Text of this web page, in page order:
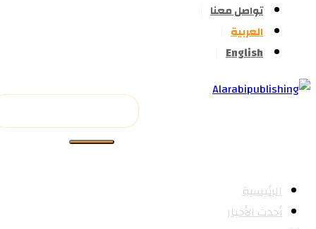
تواصل معنا
العربية
English
الرئيسية
أحدث الأخبار